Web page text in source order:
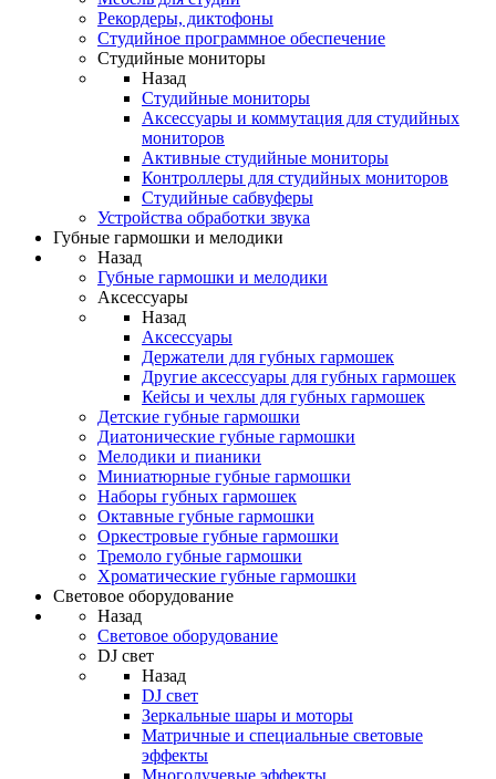
Рекордеры, диктофоны
Студийное программное обеспечение
Студийные мониторы
Назад
Студийные мониторы
Аксессуары и коммутация для студийных
мониторов
Активные студийные мониторы
Контроллеры для студийных мониторов
Студийные сабвуферы
Устройства обработки звука
Губные гармошки и мелодики
Назад
Губные гармошки и мелодики
Аксессуары
Назад
Аксессуары
Держатели для губных гармошек
Другие аксессуары для губных гармошек
Кейсы и чехлы для губных гармошек
Детские губные гармошки
Диатонические губные гармошки
Мелодики и пианики
Миниатюрные губные гармошки
Наборы губных гармошек
Октавные губные гармошки
Оркестровые губные гармошки
Тремоло губные гармошки
Хроматические губные гармошки
Световое оборудование
Назад
Световое оборудование
DJ свет
Назад
DJ свет
Зеркальные шары и моторы
Матричные и специальные световые
эффекты
Многолучевые эффекты